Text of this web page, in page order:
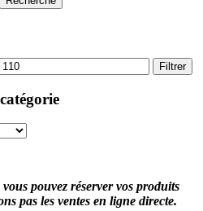
Prix
max
Filtrer
pouvez réserver vos produits
pas les ventes en ligne directe.